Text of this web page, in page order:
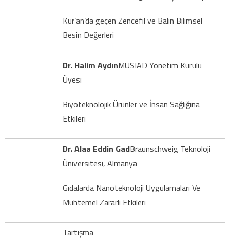
Kur’an’da geçen Zencefil ve Balın Bilimsel
Besin Değerleri
Dr. Halim AydınMUSIAD Yönetim Kurulu
Üyesi
Biyoteknolojik Ürünler ve İnsan Sağlığına
Etkileri
Dr. Alaa Eddin GadBraunschweig Teknoloji
Üniversitesi, Almanya
Gıdalarda Nanoteknoloji Uygulamaları Ve
Muhtemel Zararlı Etkileri
Tartışma